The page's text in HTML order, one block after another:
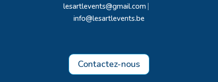
lesartlevents@gmail.com ⎸
info@lesartlevents.be
Contactez-nous